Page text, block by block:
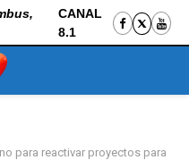
CANAL
8.1
para reactivar proyectos para